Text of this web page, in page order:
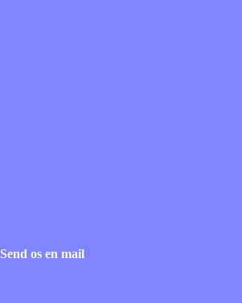
Send os en mail